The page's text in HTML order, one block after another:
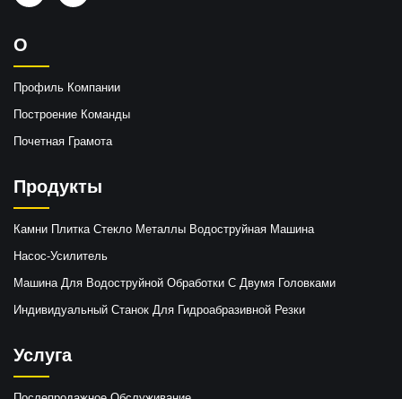
О
Профиль Компании
Построение Команды
Почетная Грамота
Продукты
Камни Плитка Стекло Металлы Водоструйная Машина
Насос-Усилитель
Машина Для Водоструйной Обработки С Двумя Головками
Индивидуальный Станок Для Гидроабразивной Резки
Услуга